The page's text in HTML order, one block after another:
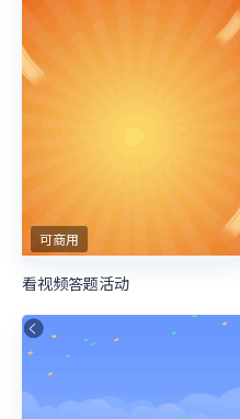
可商用
看视频答题活动